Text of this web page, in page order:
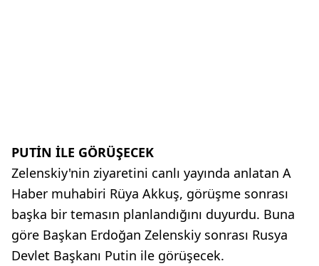
PUTİN İLE GÖRÜŞECEK
Zelenskiy'nin ziyaretini canlı yayında anlatan A
Haber muhabiri Rüya Akkuş, görüşme sonrası
başka bir temasın planlandığını duyurdu. Buna
göre Başkan Erdoğan Zelenskiy sonrası Rusya
Devlet Başkanı Putin ile görüşecek.